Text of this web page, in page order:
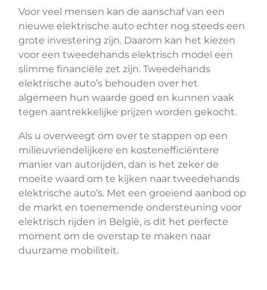
Voor veel mensen kan de aanschaf van een
nieuwe elektrische auto echter nog steeds een
grote investering zijn. Daarom kan het kiezen
voor een tweedehands elektrisch model een
slimme financiële zet zijn. Tweedehands
elektrische auto’s behouden over het
algemeen hun waarde goed en kunnen vaak
tegen aantrekkelijke prijzen worden gekocht.
Als u overweegt om over te stappen op een
milieuvriendelijkere en kostenefficiëntere
manier van autorijden, dan is het zeker de
moeite waard om te kijken naar tweedehands
elektrische auto’s. Met een groeiend aanbod op
de markt en toenemende ondersteuning voor
elektrisch rijden in België, is dit het perfecte
moment om de overstap te maken naar
duurzame mobiliteit.